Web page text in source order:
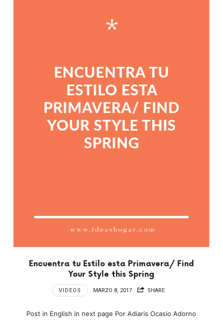
Encuentra tu Estilo esta Primavera/ Find
Your Style this Spring
VIDEOS MARZO 8, 2017 SHARE
Post in English in next page Por Adiaris Ocasio Adorno